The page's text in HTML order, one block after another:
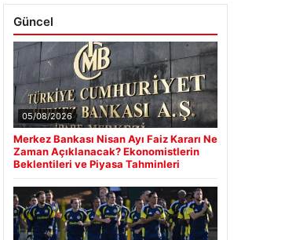
Güncel
05/08/2026
Merkez Bankası Nisan Ayı Faiz Kararı Ne
Zaman Açıklanacak? Ekonomistlerin
Beklentileri ve Piyasa Tahminleri